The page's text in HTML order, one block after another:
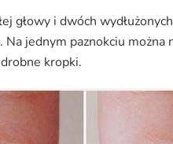
głowy i dwóch
jednym paznokciu można
kropki.